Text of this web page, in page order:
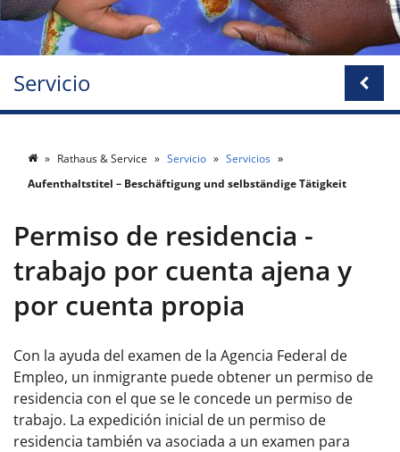
Servicio
Rathaus & Service Servicio
Servicios
Aufenthaltstitel – Beschäftigung und selbständige Tätigkeit
Permiso de residencia -
trabajo por cuenta ajena y
por cuenta propia
Con la ayuda del examen de la Agencia Federal de
Empleo, un inmigrante puede obtener un permiso de
residencia con el que se le concede un permiso de
trabajo. La expedición inicial de un permiso de
residencia también va asociada a un examen para